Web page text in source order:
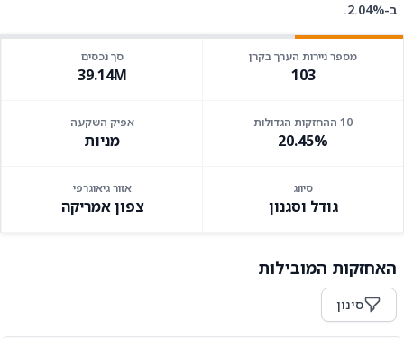
ב-2.04%.
מספר ניירות הערך בקרן
103
סך נכסים
39.14M
10 ההחזקות הגדולות
20.45%
אפיק השקעה
מניות
סיווג
גודל וסגנון
אזור גיאוגרפי
צפון אמריקה
האחזקות המובילות
סינון